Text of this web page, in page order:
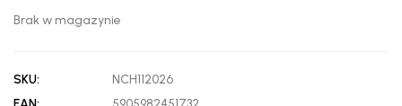
Brak w magazynie
SKU:
NCH112026